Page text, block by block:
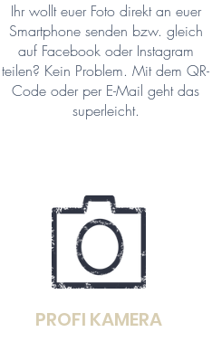
Ihr wollt euer Foto direkt an euer
Smartphone senden bzw. gleich
auf Facebook oder Instagram
teilen? Kein Problem. Mit dem QR-
Code oder per E-Mail geht das
superleicht.
PROFI KAMERA